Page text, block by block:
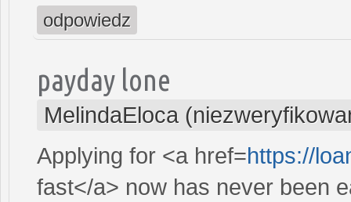
odpowiedz
payday lone
MelindaEloca
Applying for <a href=https://
fast</a> now has never been